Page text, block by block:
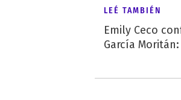
LEÉ TAMBIÉN
Emily Ceco
García